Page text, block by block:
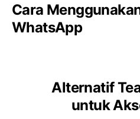
Cara
WhatsApp
Alternatif
untuk